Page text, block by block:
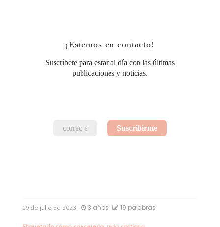
¡Estemos en contacto!
Suscríbete para estar al día con las últimas
publicaciones y noticias.
19 de julio de 2023 3 años 19 palabras